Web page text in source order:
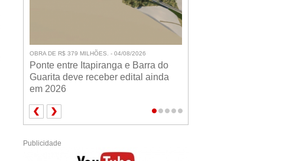
OBRA DE R$ 379 MILHÕES. - 04/08/2026
Ponte entre Itapiranga e Barra do
Guarita deve receber edital ainda
em 2026
Publicidade